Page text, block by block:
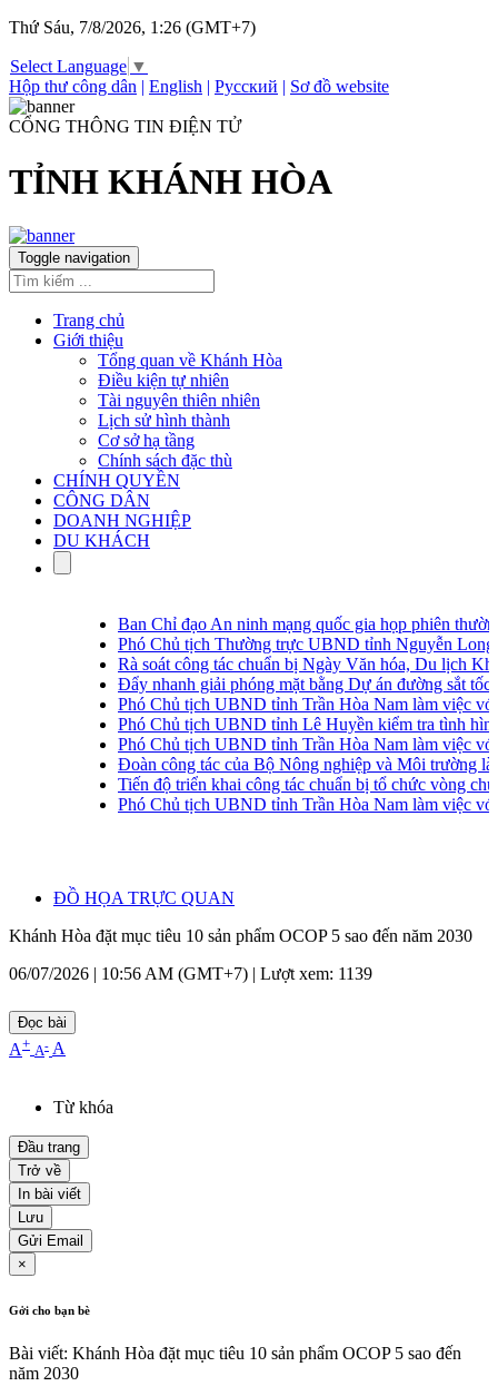
Thứ Sáu, 7/8/2026, 1:26 (GMT+7)
Select Language ▼
Hộp thư công dân | English | Русский | Sơ đồ website
CỔNG THÔNG TIN ĐIỆN TỬ
TỈNH KHÁNH HÒA
Toggle navigation
Trang chủ
Giới thiệu
Tổng quan về Khánh Hòa
Điều kiện tự nhiên
Tài nguyên thiên nhiên
Lịch sử hình thành
Cơ sở hạ tầng
Chính sách đặc thù
CHÍNH QUYỀN
CÔNG DÂN
DOANH NGHIỆP
DU KHÁCH
Ban Chỉ đạo An ninh mạng quốc gia họp phiên
Phó Chủ tịch Thường trực UBND tỉnh Nguyễn Long
Rà soát công tác chuẩn bị Ngày Văn hóa, Du lịch
Đẩy nhanh giải phóng mặt bằng Dự án đường sắt tốc
Phó Chủ tịch UBND tỉnh Trần Hòa Nam làm việc
Phó Chủ tịch UBND tỉnh Lê Huyền kiểm tra tình
Phó Chủ tịch UBND tỉnh Trần Hòa Nam làm việc với
Đoàn công tác của Bộ Nông nghiệp và Môi trường
Tiến độ triển khai công tác chuẩn bị tổ chức vòng
Phó Chủ tịch UBND tỉnh Trần Hòa Nam làm việc
ĐỒ HỌA TRỰC QUAN
Khánh Hòa đặt mục tiêu 10 sản phẩm OCOP 5 sao đến năm 2030
06/07/2026 | 10:56 AM (GMT+7) | Lượt xem: 1139
Đọc bài
A+ A- A
Từ khóa
Đầu trang
Trở về
In bài viết
Lưu
Gửi Email
×
Gởi cho bạn bè
Bài viết: Khánh Hòa đặt mục tiêu 10 sản phẩm OCOP 5 sao đến
năm 2030